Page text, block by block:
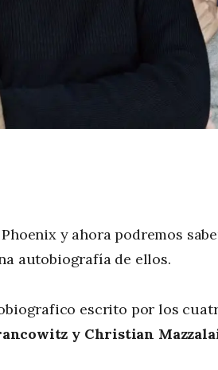
y ahora podremos
autobiografía de ellos.
escrito por los
y Christian